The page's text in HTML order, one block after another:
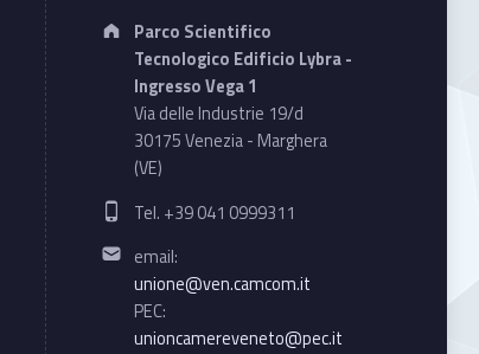
Address:
Parco Scientifico
Tecnologico Edificio Lybra -
Ingresso Vega 1
Via delle Industrie 19/d
30175 Venezia - Marghera
(VE)
Phone number:
Tel. +39 041 0999311
Email address:
email:
unione@ven.camcom.it
PEC:
unioncamereveneto@pec.it